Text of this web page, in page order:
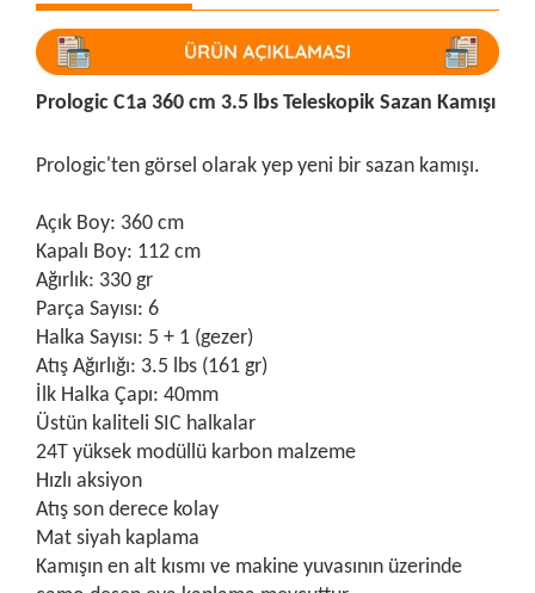
Prologic C1a 360 cm 3.5 lbs Teleskopik Sazan Kamışı
Prologic'ten görsel olarak yep yeni bir sazan kamışı.
Açık Boy: 360 cm
Kapalı Boy: 112 cm
Ağırlık: 330 gr
Parça Sayısı: 6
Halka Sayısı: 5 + 1 (gezer)
Atış Ağırlığı: 3.5 lbs (161 gr)
İlk Halka Çapı: 40mm
Üstün kaliteli SIC halkalar
24T yüksek modüllü karbon malzeme
Hızlı aksiyon
Atış son derece kolay
Mat siyah kaplama
Kamışın en alt kısmı ve makine yuvasının üzerinde